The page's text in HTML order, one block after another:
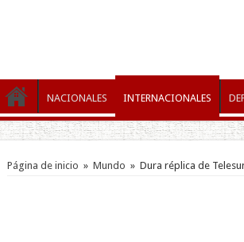
NACIONALES INTERNACIONALES
Página de inicio » Mundo » Dura réplica de